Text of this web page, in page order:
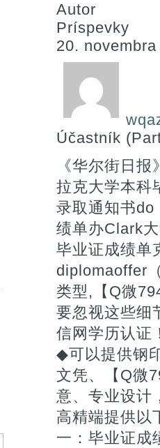
Autor
Príspevky
20.
Účastník
《华尔街日
拉克大学本科
录取通知书
绩单办Clark
毕业证成绩单
diplomaoffer
类型,【Q微
要忽视这些细
信网学历认
◆可以提供钢
文凭、【Q微
意、专业设计
高精端提供以
一：毕业证成